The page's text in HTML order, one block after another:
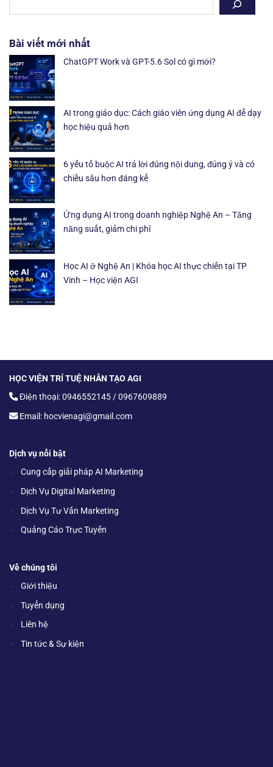
Bài viết mới nhất
ChatGPT Work và GPT-5.6 Sol có gì mới?
AI trong giáo dục: Cách giáo viên ứng dụng AI để dạy
học hiệu quả hơn
6 yếu tố buộc AI trả lời đúng nội dung, đúng ý và có
chiều sâu hơn đáng kể
Ứng dụng AI trong doanh nghiệp Nghệ An – Tăng
năng suất, giảm chi phí
Học AI ở Nghệ An | Khóa học AI thực chiến tại TP
Vinh – Học viện AGI
HỌC VIỆN TRÍ TUỆ NHÂN TẠO AGI
Điện thoại: 0946552145 / 0967609889
Email: hocvienagi@gmail.com
Dịch vụ nổi bật
Cung cấp giải pháp AI Marketing
Dịch Vụ Digital Marketing
Dịch Vụ Tư Vấn Marketing
Quảng Cáo Trực Tuyến
Về chúng tôi
Giới thiệu
Tuyển dụng
Liên hệ
Tin tức & Sự kiện